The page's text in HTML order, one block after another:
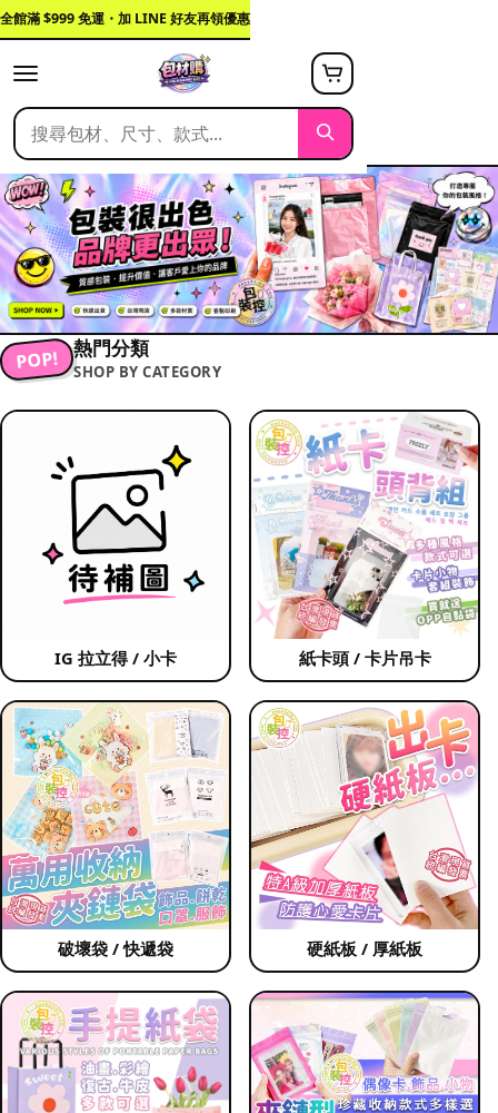
全館滿 $999 免運・加 LINE 好友再領優惠
POP! 熱門分類
SHOP BY CATEGORY
IG 拉立得 / 小卡 紙卡頭 / 卡片吊卡
破壞袋 / 快遞袋 硬紙板 / 厚紙板